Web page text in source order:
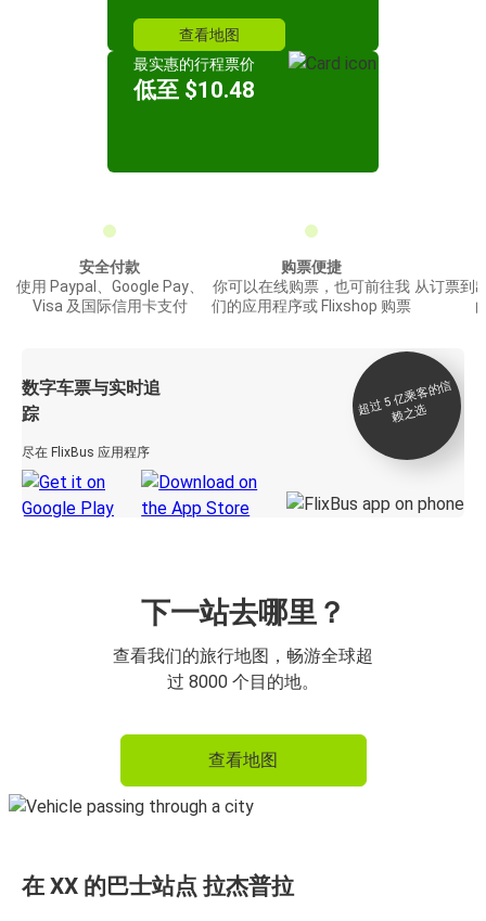
查看地图
最实惠的行程票价
低至 $10.48
安全付款
使用 Paypal、Google Pay、
Visa 及国际信用卡支付
购票便捷
你可以在线购票，也可前往我
们的应用程序或 Flixshop 购票
从订票到
数字车票与实时追
踪
尽在 FlixBus 应用程序
超
过 5
亿
乘
客
的
信
赖
之
选
下一站去哪里？
查看我们的旅行地图，畅游全球超
过 8000 个目的地。
查看地图
在 XX 的巴士站点 拉杰普拉